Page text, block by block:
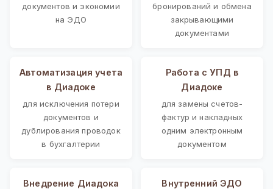
документов и экономии
на ЭДО
бронирований и обмена
закрывающими
документами
Автоматизация учета
в Диадоке
для исключения потери
документов и
дублирования проводок
в бухгалтерии
Работа с УПД в
Диадоке
для замены счетов-
фактур и накладных
одним электронным
документом
Внедрение Диадока
Внутренний ЭДО